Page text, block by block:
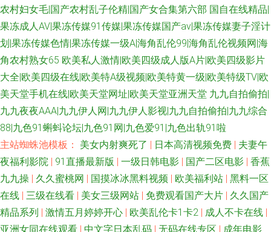
农村妇女毛|国产农村乱子伦精|国产女合集第六部 国自在线精品|
果冻成人AV|果冻传媒91传媒|果冻传媒国产av|果冻传媒妻子淫计
划|果冻传媒色情|果冻传媒一级A|海角乱伦99|海角乱伦视频网|海
角农村熟女65 欧美私人激情|欧美四级成人版A片|欧美四级影片
大全|欧美四级在线|欧美特A级视频|欧美特黄一级|欧美特级TV|欧
美天堂手机在线|欧美天堂网址|欧美天堂亚洲天堂 九九自拍偷拍|
九九夜夜AAA|九九伊人网|九九伊人影视|九九自拍偷拍|九九综合
88|九色91蝌蚪论坛|九色91网|九色爱91|九色出轨91啦
主站蜘蛛池模板： 美女内射爽死了 | 日本高清视频免费 | 夫妻午
夜福利影院 | 91直播最新版 | 一级日韩电影 | 国产二区电影 | 香蕉
九九操 | 久久蜜桃网 | 国摸冰冰黑料视频 | 欧美福利站 | 黑料一区
在线 | 三级在线看 | 美女三级网站 | 免费观看国产大片 | 久久国产
精品系列 | 激情五月婷婷开心 | 欧美乱伦卡1卡2 | 成人不卡在线 |
亚洲女同在线观看 | 中文字日本乱码 | 无码在线专区 | 成年电影